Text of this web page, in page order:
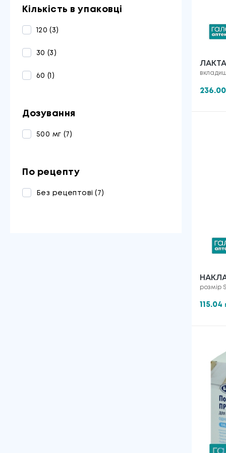
Кількість в упаковці
120 (3)
30 (3)
60 (1)
Дозування
500 мг (7)
По рецепту
Без рецептові (7)
ЛАКТАЦІЙНІ
МАМА
236.00
розмір
115.04